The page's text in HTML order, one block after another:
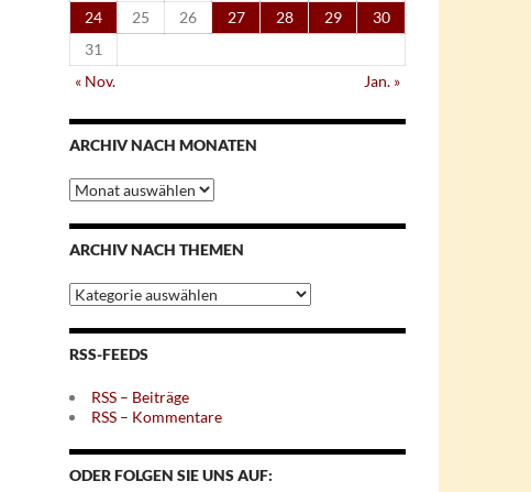
24
25 26 27 28 29
30
31
« Nov.
Jan. »
ARCHIV NACH MONATEN
Archiv
nach
Monaten
ARCHIV NACH THEMEN
Archiv
nach
Themen
RSS-FEEDS
RSS – Beiträge
RSS – Kommentare
ODER FOLGEN SIE UNS AUF: